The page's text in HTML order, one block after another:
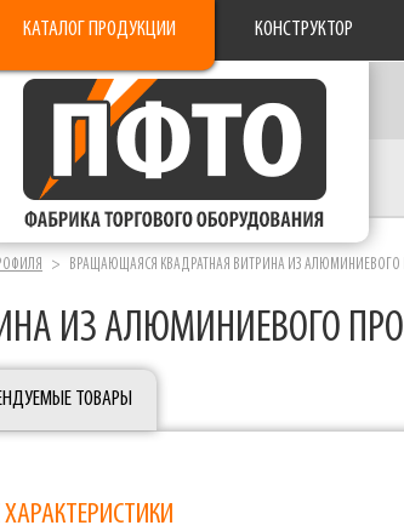
КАТАЛОГ ПРОДУКЦИИ КОНСТРУКТОР
ВРАЩАЮЩАЯСЯ КВАДРАТНАЯ ВИТРИНА ИЗ АЛЮМИНИЕВОГО
ИЗ АЛЮМИНИЕВОГО
ТОВАРЫ